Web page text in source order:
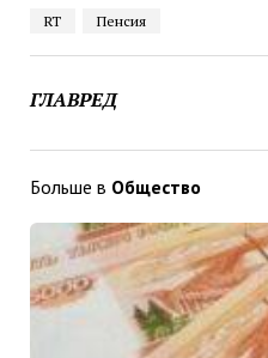
RT Пенсия
ГЛАВРЕД
Больше в Общество